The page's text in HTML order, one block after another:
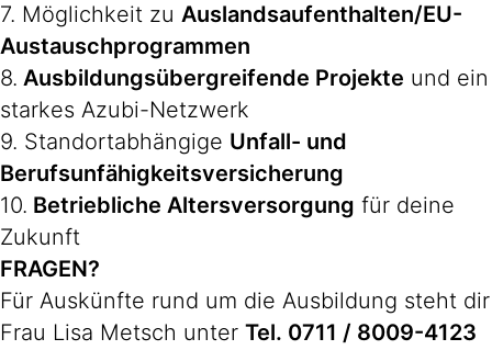
7. Möglichkeit zu Auslandsaufenthalten/EU-
Austauschprogrammen
8. Ausbildungsübergreifende Projekte und ein
starkes Azubi-Netzwerk
9. Standortabhängige Unfall- und
Berufsunfähigkeitsversicherung
10. Betriebliche Altersversorgung für deine
Zukunft
FRAGEN?
Für Auskünfte rund um die Ausbildung steht dir
Frau Lisa Metsch unter Tel. 0711 / 8009-4123